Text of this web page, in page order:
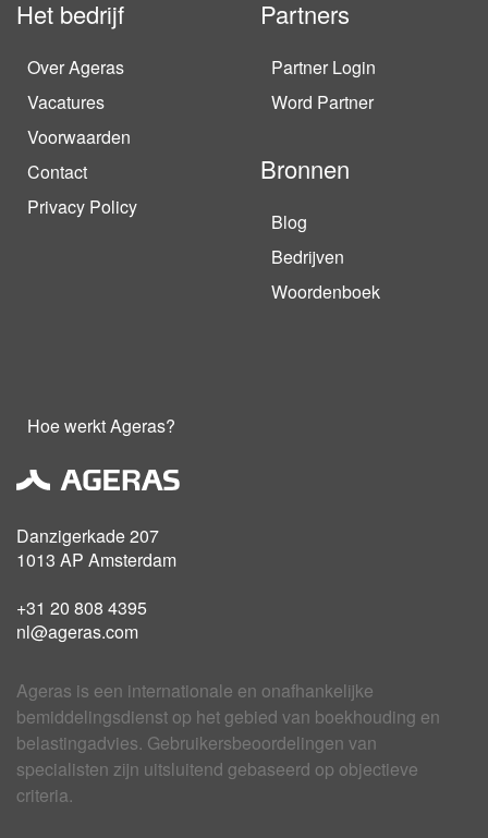
Het bedrijf
Over Ageras
Vacatures
Voorwaarden
Contact
Privacy Policy
Partners
Partner Login
Word Partner
Bronnen
Blog
Bedrijven
Woordenboek
Hoe werkt Ageras?
Danzigerkade 207
1013 AP Amsterdam
+31 20 808 4395
nl@ageras.com
Ageras is een internationale en onafhankelijke
bemiddelingsdienst op het gebied van boekhouding en
belastingadvies. Gebruikersbeoordelingen van
specialisten zijn uitsluitend gebaseerd op objectieve
criteria.